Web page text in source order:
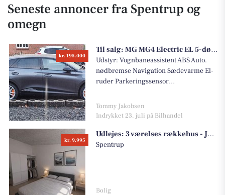
Seneste annoncer fra Spentrup og
omegn
kr. 195.000
Til salg: MG MG4 Electric EL 5-dørs Aut. Reduktions Gear
Udstyr: Vognbaneassistent ABS Auto.
nødbremse Navigation Sædevarme El-
ruder Parkeringssensor
Tommy Jakobsen
Indrykket 23. juli på Bilhandel
kr. 9.995
Udlejes: 3 værelses rækkehus - Jennumvej, 8981 Spentrup
Spentrup
Bolig